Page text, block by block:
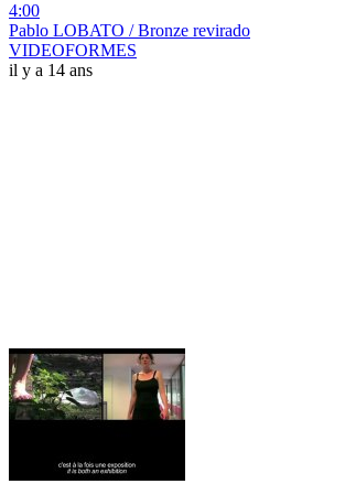
4:00
Pablo LOBATO / Bronze revirado
VIDEOFORMES
il y a 14 ans